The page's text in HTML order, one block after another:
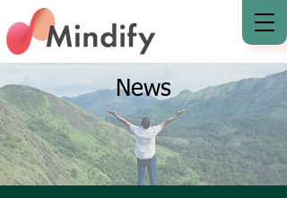
News